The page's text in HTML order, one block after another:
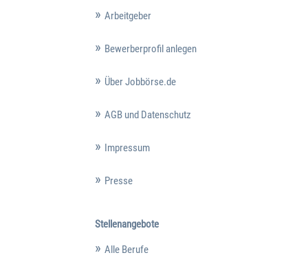
Arbeitgeber
Bewerberprofil anlegen
Über Jobbörse.de
AGB und Datenschutz
Impressum
Presse
Stellenangebote
Alle Berufe